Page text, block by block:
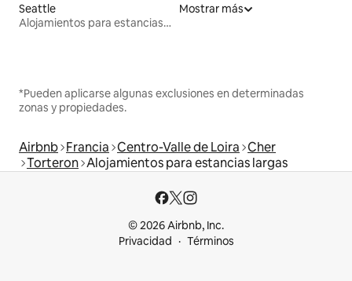
Seattle
Alojamientos para estancias largas
Mostrar más
*Pueden aplicarse algunas exclusiones en determinadas
zonas y propiedades.
Airbnb Francia Centro-Valle de Loira Cher
Torteron Alojamientos para estancias largas
© 2026 Airbnb, Inc.
Privacidad
Términos